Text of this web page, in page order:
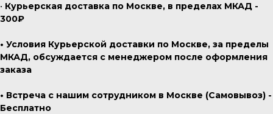
• Курьерская доставка по Москве, в пределах МКАД -
300₽
• Условия Курьерской доставки по Москве, за пределы
МКАД, обсуждается с менеджером после оформления
заказа
• Встреча с нашим сотрудником в Москве (Самовывоз) -
Бесплатно